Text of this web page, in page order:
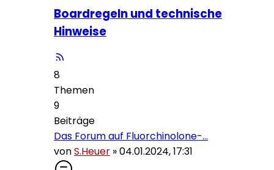
Boardregeln und technische
Hinweise
8
Themen
9
Beiträge
Das Forum auf Fluorchinolone-…
vonS.Heuer »04.01.2024, 17:31